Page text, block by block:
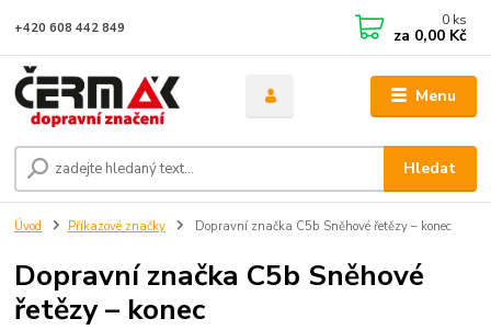
Menu
Hledat
+420 608 442 849 0 ks
za 0,00 Kč
Úvod Příkazové značky Dopravní značka C5b Sněhové řetězy – konec
Dopravní značka C5b Sněhové
řetězy – konec